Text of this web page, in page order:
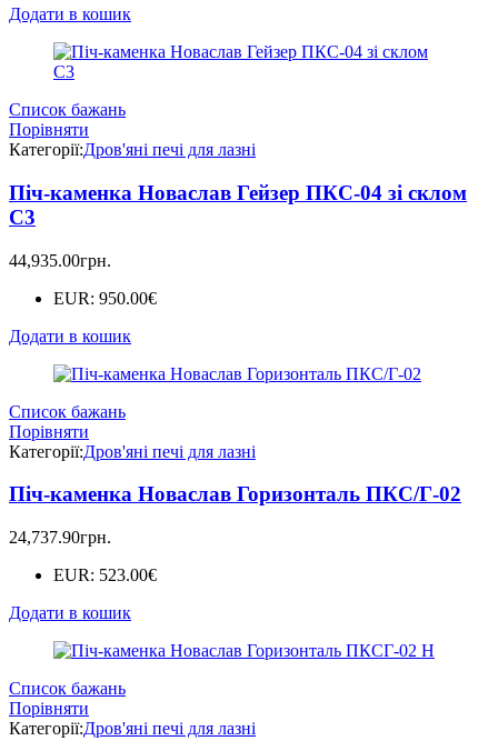
Додати в кошик
Список бажань
Порівняти
Категорії:Дров'яні печі для лазні
Піч-каменка Новаслав Гейзер ПКС-04 зі склом
С3
44,935.00грн.
EUR: 950.00€
Додати в кошик
Список бажань
Порівняти
Категорії:Дров'яні печі для лазні
Піч-каменка Новаслав Горизонталь ПКС/Г-02
24,737.90грн.
EUR: 523.00€
Додати в кошик
Список бажань
Порівняти
Категорії:Дров'яні печі для лазні